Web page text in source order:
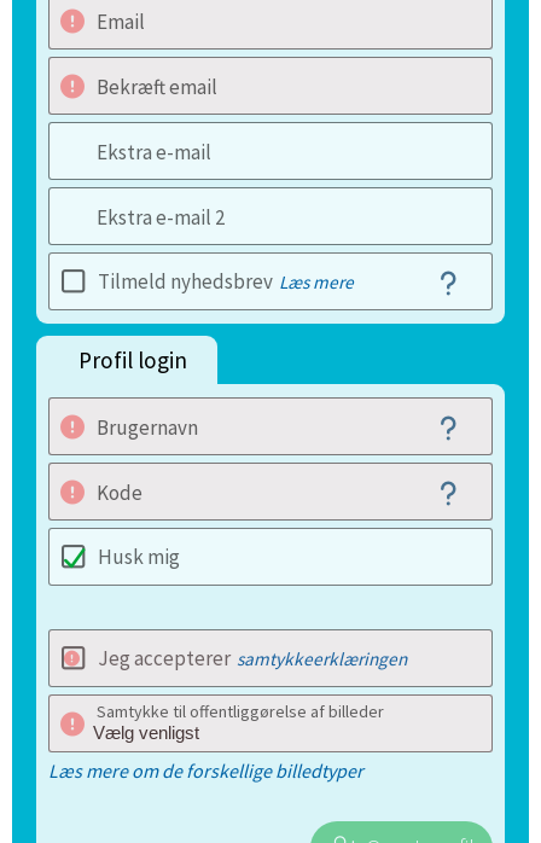
Email
Bekræft email
Ekstra e-mail
Ekstra e-mail 2
Tilmeld nyhedsbrev Læs mere
Profil login
Brugernavn
Kode
Husk mig
Jeg accepterer samtykkeerklæringen
Samtykke til offentliggørelse af billeder
Læs mere om de forskellige billedtyper